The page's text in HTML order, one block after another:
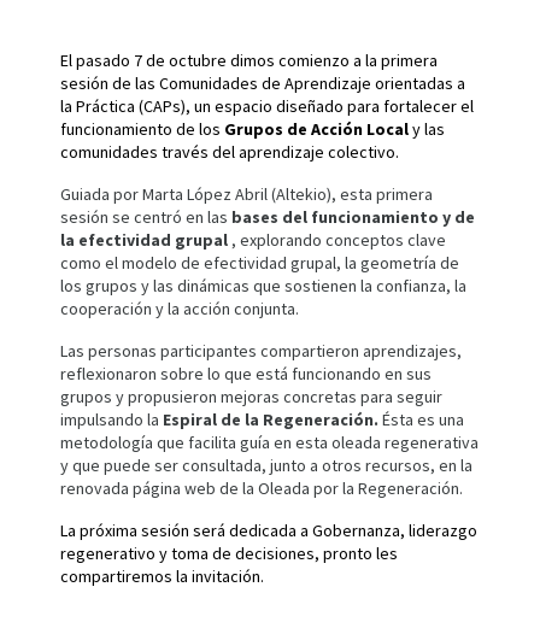
El pasado 7 de octubre dimos comienzo a la primera
sesión de las Comunidades de Aprendizaje orientadas a
la Práctica (CAPs), un espacio diseñado para fortalecer el
funcionamiento de los Grupos de Acción Localy las
comunidades través del aprendizaje colectivo.
Guiada por Marta López Abril (Altekio), esta primera
sesión se centró en las bases del funcionamiento y de
la efectividad grupal , explorando conceptos clave
como el modelo de efectividad grupal, la geometría de
los grupos y las dinámicas que sostienen la confianza, la
cooperación y la acción conjunta.
Las personas participantes compartieron aprendizajes,
reflexionaron sobre lo que está funcionando en sus
grupos y propusieron mejoras concretas para seguir
impulsando la Espiral de la Regeneración. Ésta es una
metodología que facilita guía en esta oleada regenerativa
y que puede ser consultada, junto a otros recursos, en la
renovada página web de la Oleada por la Regeneración.
La próxima sesión será dedicada a Gobernanza, liderazgo
regenerativo y toma de decisiones, pronto les
compartiremos la invitación.